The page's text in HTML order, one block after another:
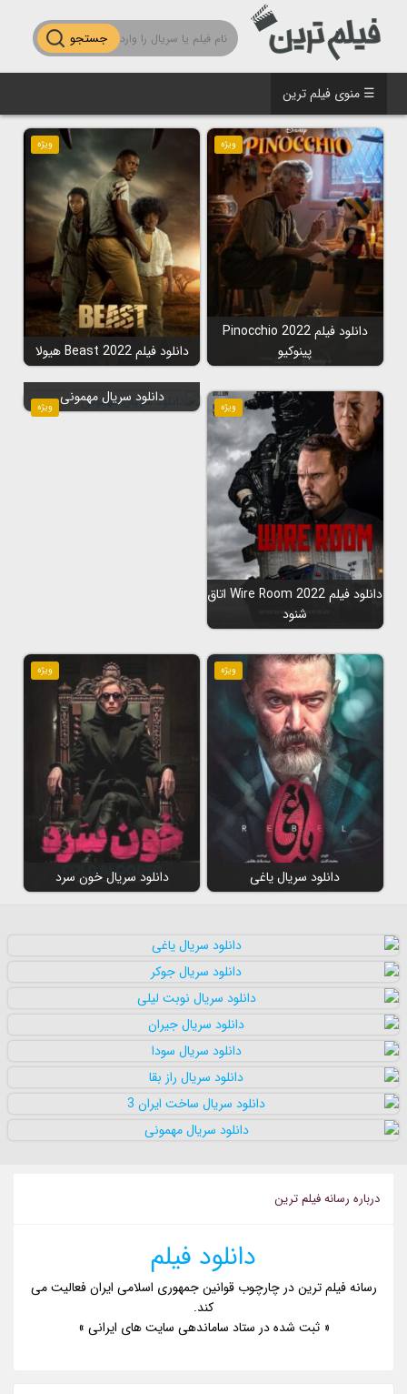
جستجو
☰ منوی فیلم ترین
ویژه
دانلود فیلم Pinocchio 2022
پینوکیو
ویژه
دانلود فیلم Beast 2022 هیولا
ویژه
دانلود فیلم Wire Room 2022 اتاق
شنود
ویژه
دانلود سریال مهمونی
ویژه
دانلود سریال یاغی
ویژه
دانلود سریال خون سرد
درباره رسانه فيلم ترين
دانلود فیلم
رسانه فیلم ترین در چارچوب قوانین جمهوری اسلامی ایران فعالیت می
کند.
« ثبت شده در ستاد ساماندهی سایت های ایرانی »